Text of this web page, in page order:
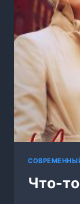
Что-